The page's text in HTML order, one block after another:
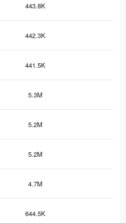
443.8K
442.3K
441.5K
5.3M
5.2M
5.2M
4.7M
644.5K